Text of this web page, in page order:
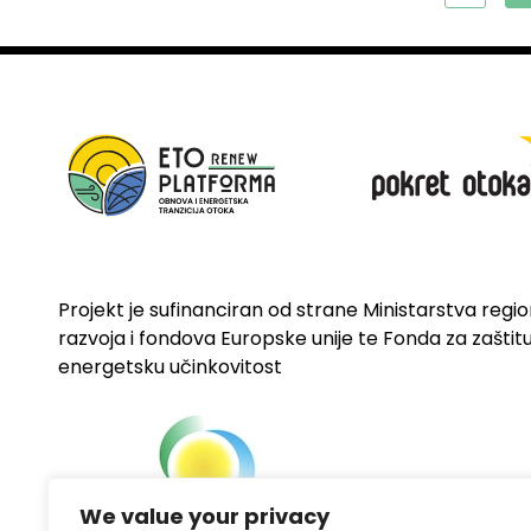
We value your privacy
Projekt je sufinanciran od strane Ministarstva
razvoja i fondova Europske unije te Fonda za
energetsku učinkovitost